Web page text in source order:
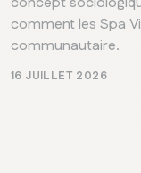
comment les Spa
communautaire.
16 JUILLET 2026